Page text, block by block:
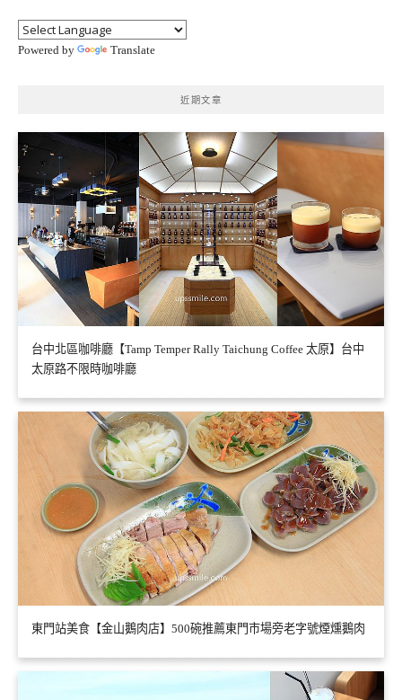
Powered by Translate
近期文章
台中北區咖啡廳【Tamp Temper Rally Taichung Coffee 太原】台中
太原路不限時咖啡廳
東門站美食【金山鵝肉店】500碗推薦東門市場旁老字號煙燻鵝肉